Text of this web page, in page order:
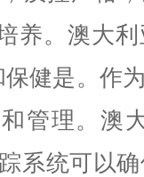
养。澳大
健是。作
管理。澳
系统可以